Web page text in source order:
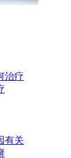
治疗
有关